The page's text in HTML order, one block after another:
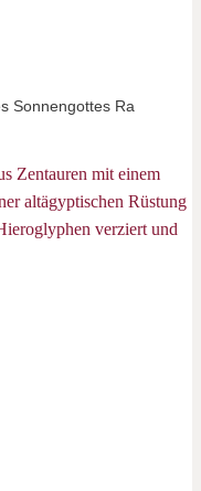
Sonnengottes Ra